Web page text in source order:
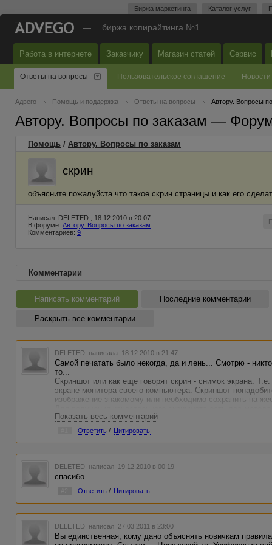
Биржа маркетинга Каталог услуг
— биржа копирайтинга №1
Работа в интернете Заказчику Магазин статей Сервис
Ответы на вопросы Пользовательское соглашение Новости
Адвего Помощь и поддержка Ответы на вопросы Автору. Вопросы
Автору. Вопросы по заказам —
Помощь / Автору. Вопросы по заказам
скрин
объясните пожалуйста что такое скрин страницы и как его
Написал: DELETED , 18.12.2010 в 20:07
В форуме: Автору. Вопросы по заказам
Комментариев: 9
Комментарии
Написать комментарий Последние комментарии
Раскрыть все комментарии
DELETED написала 18.12.2010 в 21:47
Самой печатать было некогда, да и лень... Смотрю -
то...
Скриншот или как еще говорят скрин - снимок экрана.
экране монитора своего компьютера. Скриншот
изображение знакомому или необходимо сохранить на
Метод первый Просто нажимаем кнопку "PrScr", что
Находится кнопка в правой части клавиатуры. На
надпись Print Screen SysRq. При этом учтите, что сайт,
должен быть открыт полностью (полностью откройте
кнопки происходит перенос снимка в буфер. Учтите, что
все, что вы видите на экране. Т.е. если у вас открыты
хотите получить скрин только активного окна - нажмите
одновременно) "Alt-PrScr". Все! Наш скриншот готов!
буфера чудесным образом вставится наш снимок
снимок - при создании нового документа укажите его
Показать весь комментарий
Ответить / Цитировать
DELETED написал 19.12.2010 в 00:19
спасибо
Ответить / Цитировать
DELETED написал 27.03.2011 в 23:00
Вы единственная, кому дано объяснять новичкам